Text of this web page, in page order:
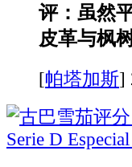
评：虽然
皮革与枫
[帕塔加斯]